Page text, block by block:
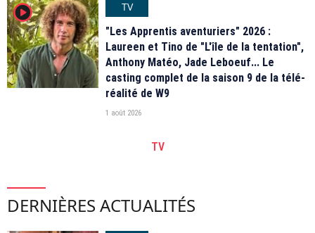
player2
TV
"Les Apprentis aventuriers" 2026 :
Laureen et Tino de "L'île de la tentation",
Anthony Matéo, Jade Leboeuf... Le
casting complet de la saison 9 de la télé-
réalité de W9
1 août 2026
TV
DERNIÈRES ACTUALITÉS